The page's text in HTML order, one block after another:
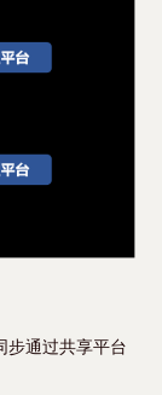
步通过共享平台